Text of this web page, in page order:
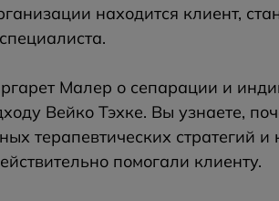
находится клиент,
Малер о сепарации и
Вейко Тэхке. Вы узнаете,
терапевтических стратегий и
помогали клиенту.